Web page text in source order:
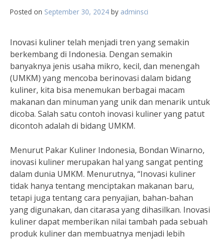
Posted on September 30, 2024 by adminsci
Inovasi kuliner telah menjadi tren yang semakin
berkembang di Indonesia. Dengan semakin
banyaknya jenis usaha mikro, kecil, dan menengah
(UMKM) yang mencoba berinovasi dalam bidang
kuliner, kita bisa menemukan berbagai macam
makanan dan minuman yang unik dan menarik untuk
dicoba. Salah satu contoh inovasi kuliner yang patut
dicontoh adalah di bidang UMKM.
Menurut Pakar Kuliner Indonesia, Bondan Winarno,
inovasi kuliner merupakan hal yang sangat penting
dalam dunia UMKM. Menurutnya, “Inovasi kuliner
tidak hanya tentang menciptakan makanan baru,
tetapi juga tentang cara penyajian, bahan-bahan
yang digunakan, dan citarasa yang dihasilkan. Inovasi
kuliner dapat memberikan nilai tambah pada sebuah
produk kuliner dan membuatnya menjadi lebih